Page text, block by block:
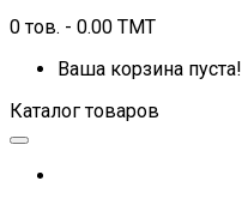
0 тов. - 0.00 TMT
Ваша корзина пуста!
Каталог товаров